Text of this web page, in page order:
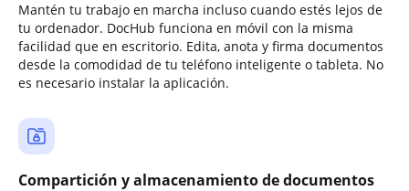
Mantén tu trabajo en marcha incluso cuando estés lejos de
tu ordenador. DocHub funciona en móvil con la misma
facilidad que en escritorio. Edita, anota y firma documentos
desde la comodidad de tu teléfono inteligente o tableta. No
es necesario instalar la aplicación.
Compartición y almacenamiento de documentos